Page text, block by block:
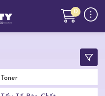
0
Toner